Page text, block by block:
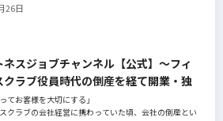
分だけでは思いつかないことを行動に移してきた結果
るインストラクターになるために若松さんが取られた
26日
ネスジョブチャンネル【公式】～フィ
クラブ役員時代の倒産を経て開業・独
てお客様を大切にする」
クラブの会社経営に携わっていた頃、会社の倒産とい